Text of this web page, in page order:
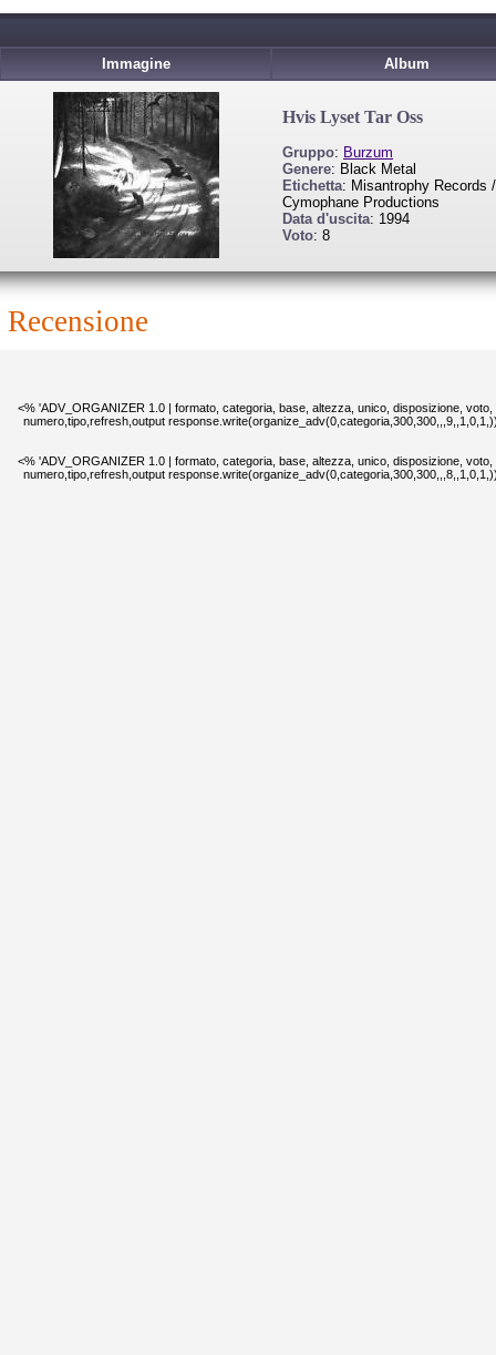
Immagine Album
Hvis Lyset Tar Oss
Gruppo: Burzum
Genere: Black Metal
Etichetta: Misantrophy Records /
Cymophane Productions
Data d'uscita: 1994
Voto: 8
recensione
<% 'ADV_ORGANIZER 1.0 | formato, categoria, base, altezza, unico, disposizione, voto,
numero,tipo,refresh,output
<% 'ADV_ORGANIZER 1.0 | formato, categoria, base, altezza, unico, disposizione, voto,
numero,tipo,refresh,output